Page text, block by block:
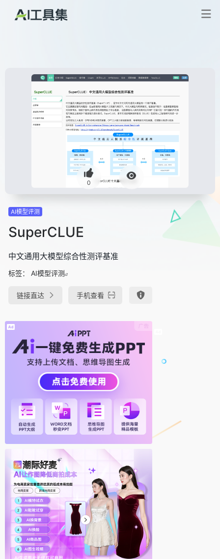
0
AI模型评测
SuperCLUE
中文通用大模型综合性测评基准
标签： AI模型评测
链接直达 手机查看